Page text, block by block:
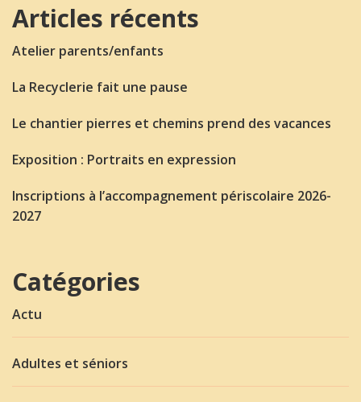
Articles récents
Atelier parents/enfants
La Recyclerie fait une pause
Le chantier pierres et chemins prend des vacances
Exposition : Portraits en expression
Inscriptions à l’accompagnement périscolaire 2026-
2027
Catégories
Actu
Adultes et séniors